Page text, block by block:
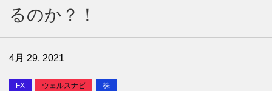
るのか？！
4月 29, 2021
FX ウェルスナビ 株